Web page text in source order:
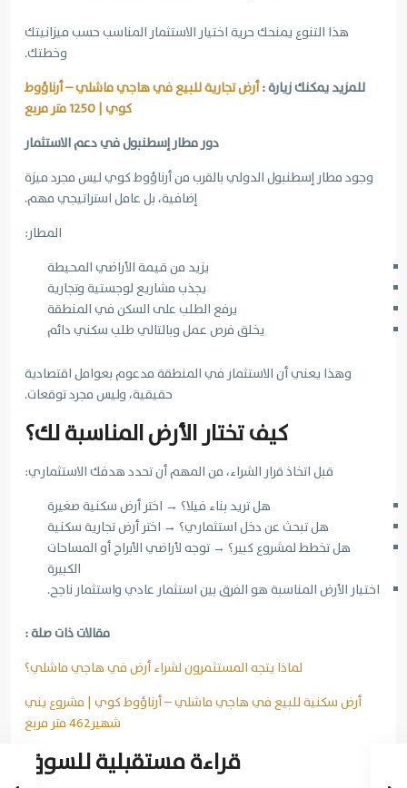
هذا التنوع يمنحك حرية اختيار الاستثمار المناسب حسب ميزانيتك
وخطتك.
للمزيد يمكنك زيارة :أرض تجارية للبيع في هاجي ماشلي – أرناؤوط
كوي | 1250 متر مربع
دور مطار إسطنبول في دعم الاستثمار
وجود مطار إسطنبول الدولي بالقرب من أرناؤوط كوي ليس مجرد ميزة
إضافية، بل عامل استراتيجي مهم.
المطار:
يزيد من قيمة الأراضي المحيطة
يجذب مشاريع لوجستية وتجارية
يرفع الطلب على السكن في المنطقة
يخلق فرص عمل وبالتالي طلب سكني دائم
وهذا يعني أن الاستثمار في المنطقة مدعوم بعوامل اقتصادية
حقيقية، وليس مجرد توقعات.
كيف تختار الأرض المناسبة لك؟
قبل اتخاذ قرار الشراء، من المهم أن تحدد هدفك الاستثماري:
هل تريد بناء فيلا؟ → اختر أرض سكنية صغيرة
هل تبحث عن دخل استثماري؟ → اختر أرض تجارية سكنية
هل تخطط لمشروع كبير؟ → توجه لأراضي الأبراج أو المساحات
الكبيرة
اختيار الأرض المناسبة هو الفرق بين استثمار عادي واستثمار ناجح.
مقالات ذات صلة :
لماذا يتجه المستثمرون لشراء أرض في هاجي ماشلي؟
أرض سكنية للبيع في هاجي ماشلي – أرناؤوط كوي | مشروع يني
شهير462 متر مربع
قراءة مستقبلية للسوق